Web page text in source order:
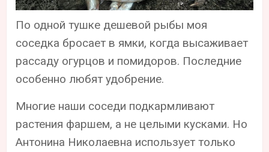
По одной тушке дешевой рыбы моя
соседка бросает в ямки, когда высаживает
рассаду огурцов и помидоров. Последние
особенно любят удобрение.
Многие наши соседи подкармливают
растения фаршем, а не целыми кусками. Но
Антонина Николаевна использует только